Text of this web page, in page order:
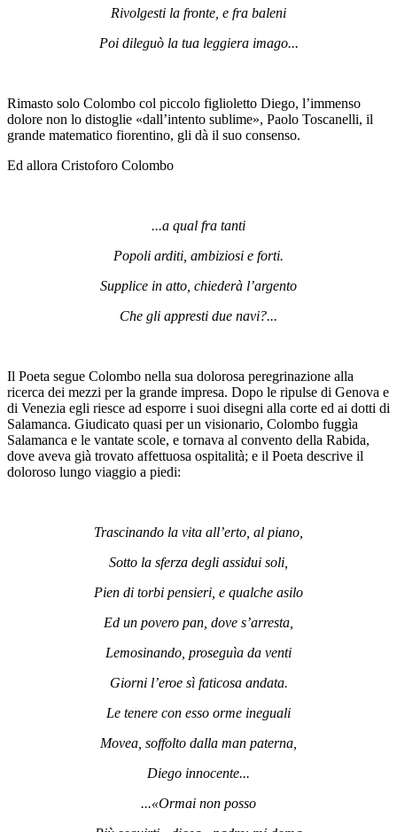
Rivolgesti la fronte, e fra baleni
Poi dileguò la tua leggiera imago...
Rimasto solo Colombo col piccolo figlioletto Diego, l’immenso
dolore non lo distoglie «dall’intento sublime», Paolo Toscanelli, il
grande matematico fiorentino, gli dà il suo consenso.
Ed allora Cristoforo Colombo
...a qual fra tanti
Popoli arditi, ambiziosi e forti.
Supplice in atto, chiederà l’argento
Che gli appresti due navi?...
Il Poeta segue Colombo nella sua dolorosa peregrinazione alla
ricerca dei mezzi per la grande impresa. Dopo le ripulse di Genova e
di Venezia egli riesce ad esporre i suoi disegni alla corte ed ai dotti di
Salamanca. Giudicato quasi per un visionario, Colombo fuggìa
Salamanca e le vantate scole, e tornava al convento della Rabida,
dove aveva già trovato affettuosa ospitalità; e il Poeta descrive il
doloroso lungo viaggio a piedi:
Trascinando la vita all’erto, al piano,
Sotto la sferza degli assidui soli,
Pien di torbi pensieri, e qualche asilo
Ed un povero pan, dove s’arresta,
Lemosinando, proseguìa da venti
Giorni l’eroe sì faticosa andata.
Le tenere con esso orme ineguali
Movea, soffolto dalla man paterna,
Diego innocente...
...«Ormai non posso